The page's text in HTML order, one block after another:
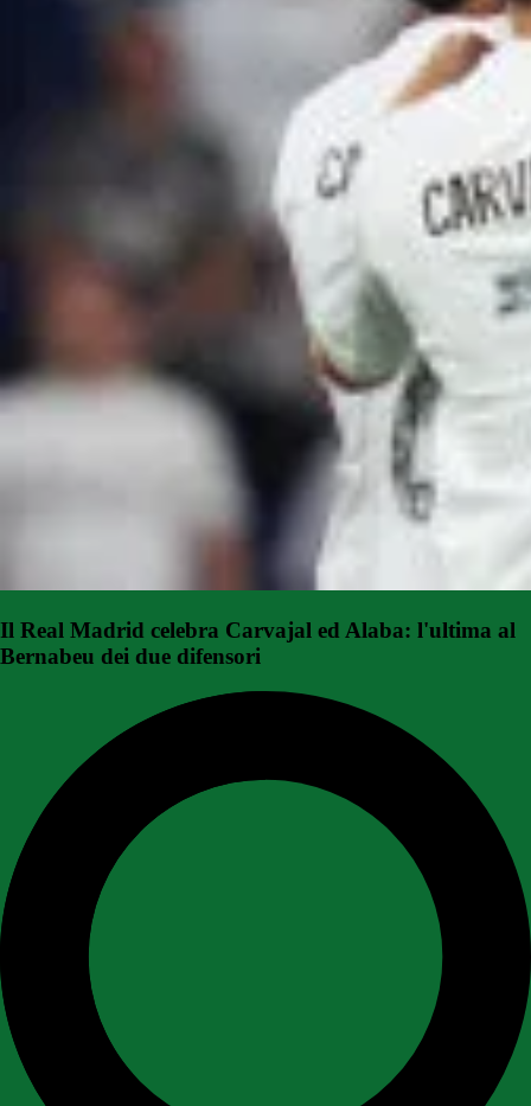
Il Real Madrid celebra Carvajal ed Alaba: l'ultima al
Bernabeu dei due difensori